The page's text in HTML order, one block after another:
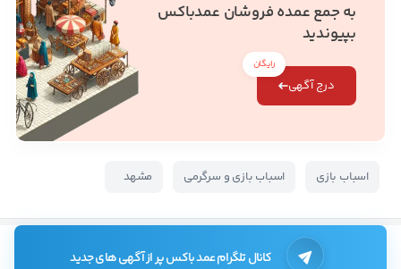
به جمع عمده فروشان عمدباکس
بپیوندید
درج آگهی
رایگان
اسباب بازی اسباب بازی و سرگرمی مشهد
کانال تلگرام عمد باکس پر از آگهی های جدید